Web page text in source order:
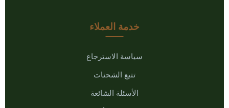
خدمة العملاء
سياسة الاسترجاع
تتبع الشحنات
الأسئلة الشائعة